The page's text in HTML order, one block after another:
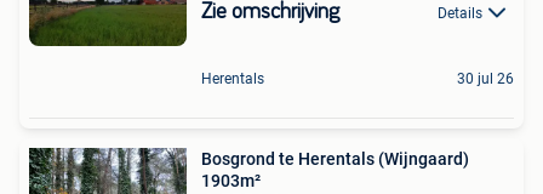
Zie omschrijving Details
Herentals 30 jul 26
Bosgrond te Herentals (Wijngaard)
1903m²